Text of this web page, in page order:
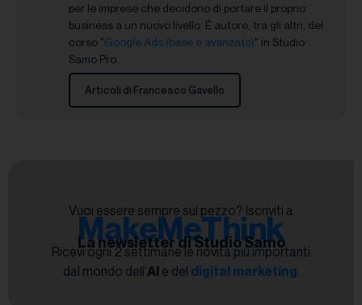
per le imprese che decidono di portare il proprio
business a un nuovo livello. È autore, tra gli altri, del
corso "Google Ads (base e avanzato)" in Studio
Samo Pro.
Articoli di Francesco Gavello
Vuoi essere sempre sul pezzo? Iscriviti a
MakeMeThink
La newsletter di Studio Samo
Ricevi ogni 2 settimane le novità più importanti
dal mondo dell’AI e del digital marketing.